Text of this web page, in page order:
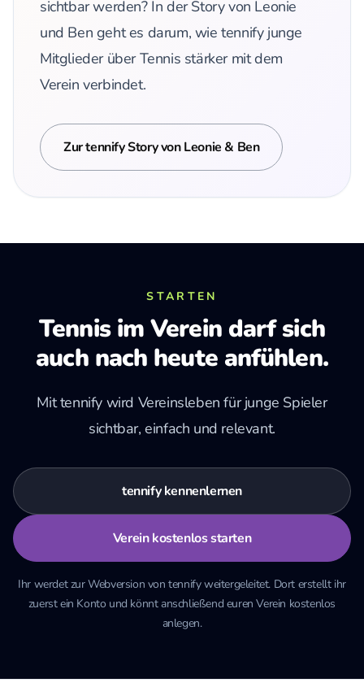
sichtbar werden? In der Story von Leonie
und Ben geht es darum, wie tennify junge
Mitglieder über Tennis stärker mit dem
Verein verbindet.
Zur tennify Story von Leonie & Ben
STARTEN
Tennis im Verein darf sich
auch nach heute anfühlen.
Mit tennify wird Vereinsleben für junge Spieler
sichtbar, einfach und relevant.
tennify kennenlernen
Verein kostenlos starten
Ihr werdet zur Webversion von tennify weitergeleitet. Dort erstellt ihr
zuerst ein Konto und könnt anschließend euren Verein kostenlos
anlegen.